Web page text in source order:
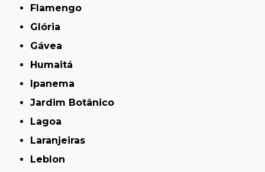
Flamengo
Glória
Gávea
Humaitá
Ipanema
Jardim Botânico
Lagoa
Laranjeiras
Leblon